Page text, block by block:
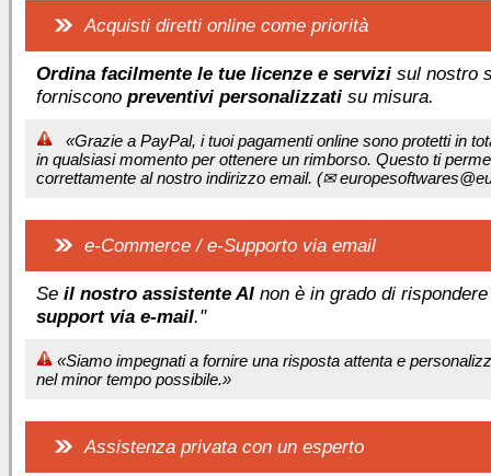
Acquisti diretti online come priorità
Ordina facilmente le tue licenze e servizi sul nostro
forniscono preventivi personalizzati su misura.
«Grazie a PayPal, i tuoi pagamenti online sono protetti in
in qualsiasi momento per ottenere un rimborso. Questo ti
correttamente al nostro indirizzo email. (✉
e-Commerce / e-Supporto via email
Se il nostro assistente AI non è in grado di
support via e-mail."
«Siamo impegnati a fornire una risposta attenta e
nel minor tempo possibile.»
Assistenza privata con un esperto